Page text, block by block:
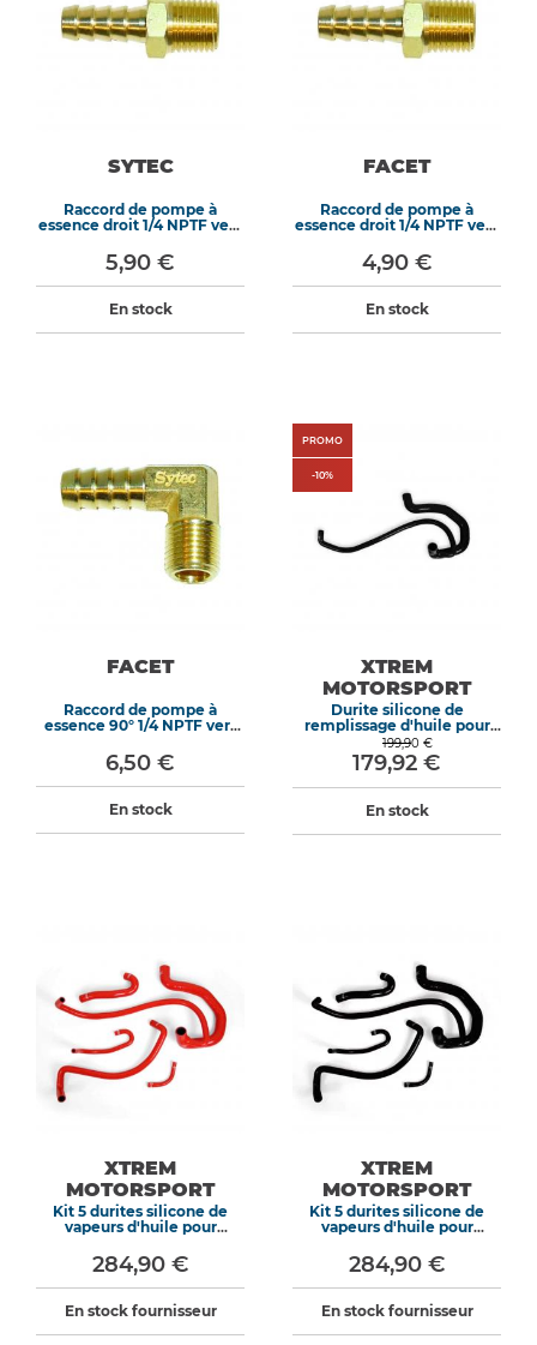
SYTEC
Raccord de pompe à
essence droit 1/4 NPTF vers
5,90 €
En stock
FACET
Raccord de pompe à
essence droit 1/4 NPTF vers
4,90 €
En stock
FACET
Raccord de pompe à
essence 90° 1/4 NPTF vers
6,50 €
En stock
PROMO
-10%
XTREM
MOTORSPORT
Durite silicone de
remplissage d'huile pour
Peugeot 205 309 GTI 8S
Noir
199,90 €
179,92 €
En stock
XTREM
MOTORSPORT
Kit 5 durites silicone de
vapeurs d'huile pour
106 Rouge
284,90 €
En stock fournisseur
XTREM
MOTORSPORT
Kit 5 durites silicone de
vapeurs d'huile pour
106 Noir
284,90 €
En stock fournisseur